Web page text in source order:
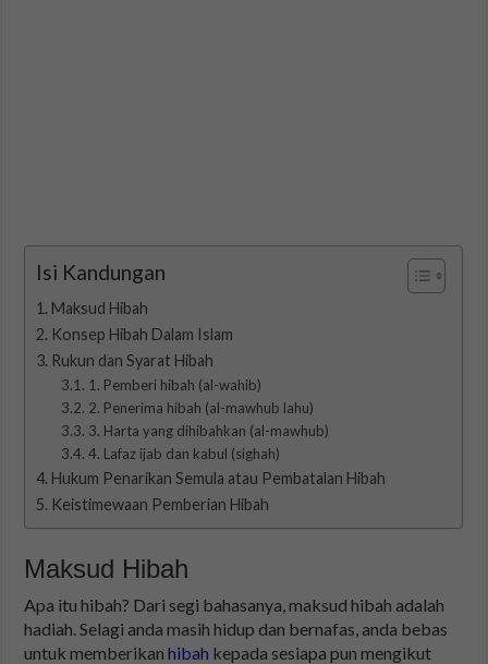
Isi Kandungan
Maksud Hibah
Konsep Hibah Dalam Islam
Rukun dan Syarat Hibah
1. Pemberi hibah (al-wahib)
2. Penerima hibah (al-mawhub lahu)
3. Harta yang dihibahkan (al-mawhub)
4. Lafaz ijab dan kabul (sighah)
Hukum Penarikan Semula atau Pembatalan Hibah
Keistimewaan Pemberian Hibah
Maksud Hibah
Apa itu hibah? Dari segi bahasanya, maksud hibah adalah
hadiah. Selagi anda masih hidup dan bernafas, anda bebas
untuk memberikanhibah kepada sesiapa pun mengikut